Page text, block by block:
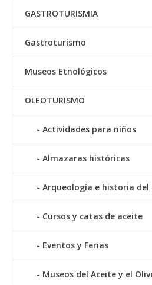
GASTROTURISMIA
Gastroturismo
Museos Etnológicos
OLEOTURISMO
Actividades para niños
Almazaras históricas
Arqueología e historia del
Cursos y catas de aceite
Eventos y Ferias
Museos del Aceite y el